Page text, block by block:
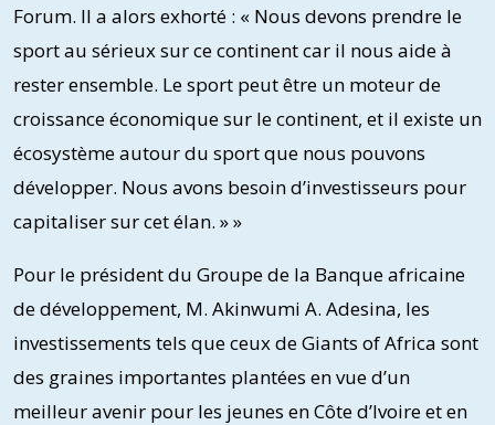
Forum. Il a alors exhorté : « Nous devons prendre le
sport au sérieux sur ce continent car il nous aide à
rester ensemble. Le sport peut être un moteur de
croissance économique sur le continent, et il existe un
écosystème autour du sport que nous pouvons
développer. Nous avons besoin d’investisseurs pour
capitaliser sur cet élan. » »
Pour le président du Groupe de la Banque africaine
de développement, M. Akinwumi A. Adesina, les
investissements tels que ceux de Giants of Africa sont
des graines importantes plantées en vue d’un
meilleur avenir pour les jeunes en Côte d’Ivoire et en